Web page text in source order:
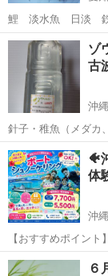
鯉 淡水魚 日淡
水草 ビオトープ
愛知 名古屋市
ゾ
古
沖
針子・稚魚（メダカ
活きエサです…
沖縄 那覇市
🐠
体
沖
の海 🚤…
沖縄 糸満市
６